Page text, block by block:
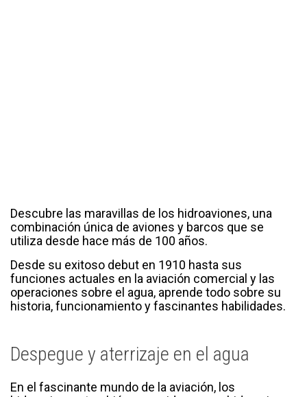
Descubre las maravillas de los hidroaviones, una
combinación única de aviones y barcos que se
utiliza desde hace más de 100 años.
Desde su exitoso debut en 1910 hasta sus
funciones actuales en la aviación comercial y las
operaciones sobre el agua, aprende todo sobre su
historia, funcionamiento y fascinantes habilidades.
Despegue y aterrizaje en el agua
En el fascinante mundo de la aviación, los